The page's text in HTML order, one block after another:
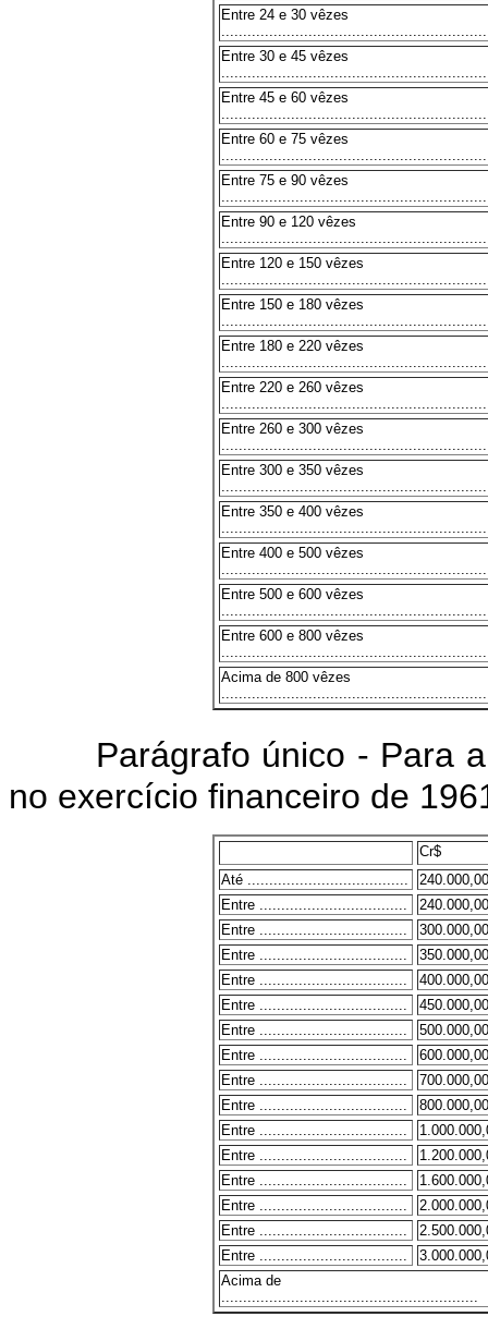
Entre 24 e 30 vêzes
Entre 30 e 45 vêzes
Entre 45 e 60 vêzes
Entre 60 e 75 vêzes
Entre 75 e 90 vêzes
Entre 90 e 120 vêzes
Entre 120 e 150 vêzes
Entre 150 e 180 vêzes
Entre 180 e 220 vêzes
Entre 220 e 260 vêzes
Entre 260 e 300 vêzes
Entre 300 e 350 vêzes
Entre 350 e 400 vêzes
Entre 400 e 500 vêzes
Entre 500 e 600 vêzes
Entre 600 e 800 vêzes
Acima de 800 vêzes
Parágrafo único - Para
no exercício financeiro de
Cr$
Até .....................................
240.000,00
Entre ..................................
240.000,00
Entre ..................................
300.000,00
Entre ..................................
350.000,00
Entre ..................................
400.000,00
Entre ..................................
450.000,00
Entre ..................................
500.000,00
Entre ..................................
600.000,00
Entre ..................................
700.000,00
Entre ..................................
800.000,00
Entre ..................................
Entre ..................................
Entre ..................................
Entre ..................................
Entre ..................................
Entre ..................................
Acima de